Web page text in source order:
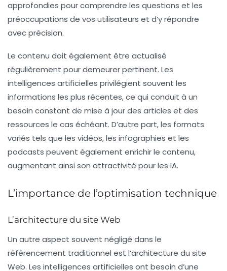
approfondies pour comprendre les questions et les
préoccupations de vos utilisateurs et d’y répondre
avec précision.
Le contenu doit également être actualisé
régulièrement pour demeurer pertinent. Les
intelligences artificielles privilégient souvent les
informations les plus récentes, ce qui conduit à un
besoin constant de mise à jour des articles et des
ressources le cas échéant. D’autre part, les formats
variés tels que les vidéos, les infographies et les
podcasts peuvent également enrichir le contenu,
augmentant ainsi son attractivité pour les IA.
L’importance de l’optimisation technique
L’architecture du site Web
Un autre aspect souvent négligé dans le
référencement traditionnel est l’architecture du site
Web. Les intelligences artificielles ont besoin d’une